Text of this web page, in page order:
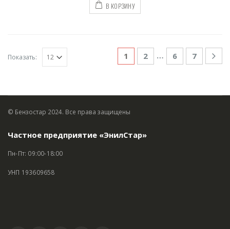
В КОРЗИНУ
Показать: 1 2 … 6 7
© Бензостар 2024. Все права защищены
Частное предприятие «ЭнилСтар»
Пн-Пт: 09:00-18:00
УНП 193609658